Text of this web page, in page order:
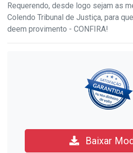
Requerendo, desde logo sejam as
Colendo Tribunal de Justiça, para
deem provimento - CONFIRA!
Baixar